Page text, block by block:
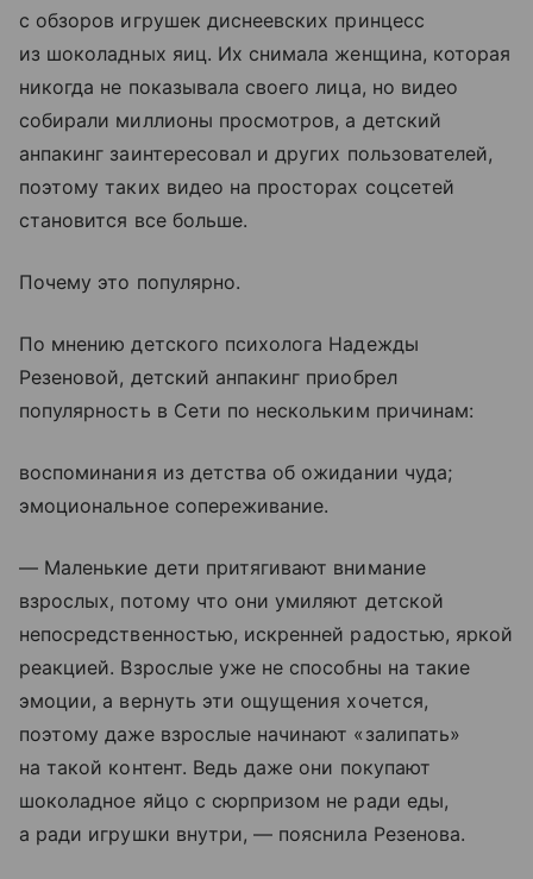
с обзоров игрушек диснеевских принцесс
из шоколадных яиц. Их снимала женщина, которая
никогда не показывала своего лица, но видео
собирали миллионы просмотров, а детский
анпакинг заинтересовал и других пользователей,
поэтому таких видео на просторах соцсетей
становится все больше.
Почему это популярно.
По мнению детского психолога Надежды
Резеновой, детский анпакинг приобрел
популярность в Сети по нескольким причинам:
воспоминания из детства об ожидании чуда;
эмоциональное сопереживание.
— Маленькие дети притягивают внимание
взрослых, потому что они умиляют детской
непосредственностью, искренней радостью, яркой
реакцией. Взрослые уже не способны на такие
эмоции, а вернуть эти ощущения хочется,
поэтому даже взрослые начинают «залипать»
на такой контент. Ведь даже они покупают
шоколадное яйцо с сюрпризом не ради еды,
а ради игрушки внутри, — пояснила Резенова.